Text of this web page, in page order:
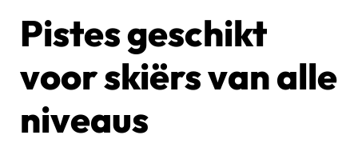
Pistes geschikt
voor skiërs van alle
niveaus